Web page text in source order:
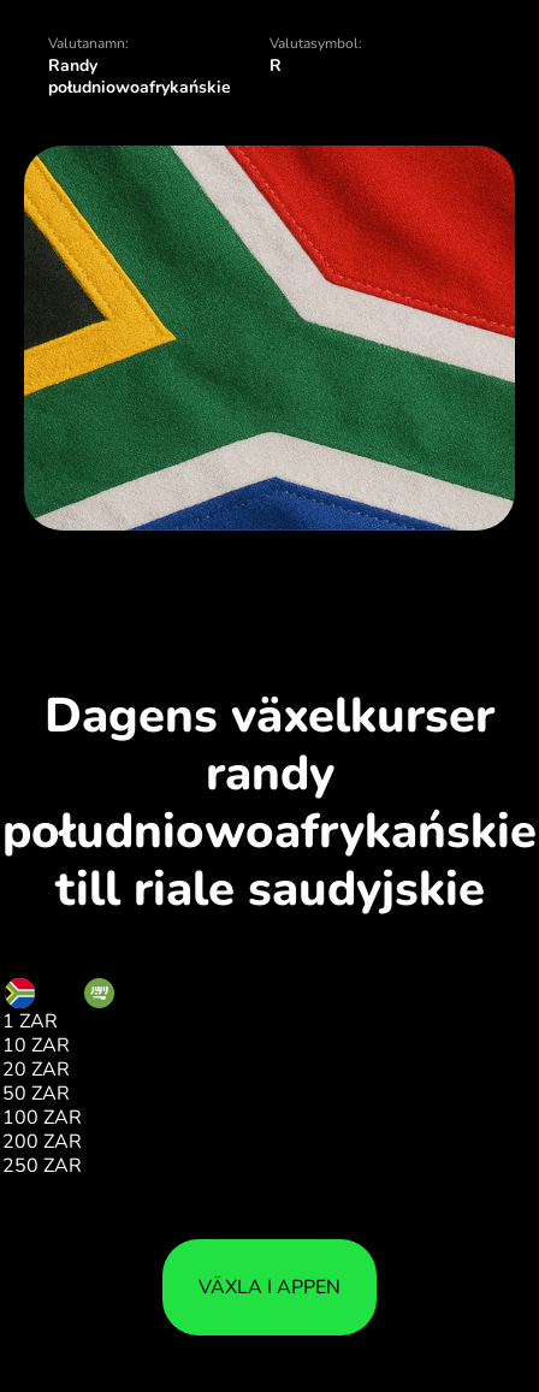
Valutanamn:
Randy
południowoafrykańskie
Valutasymbol:
R
Dagens växelkurser
randy
południowoafrykańskie
till riale saudyjskie
1 ZAR
10 ZAR
20 ZAR
50 ZAR
100 ZAR
200 ZAR
250 ZAR
VÄXLA I APPEN